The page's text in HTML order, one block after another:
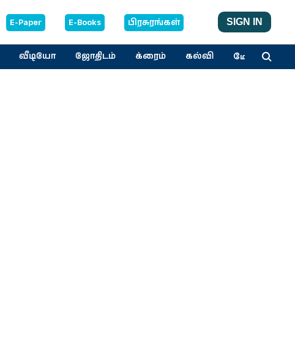
E-Paper E-Books பிரசுரங்கள் SIGN IN
வீடியோ ஜோதிடம் க்ரைம் கல்வி மேலும்